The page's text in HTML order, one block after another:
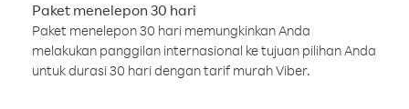
Paket menelepon 30 hari
Paket menelepon 30 hari memungkinkan Anda
melakukan panggilan internasional ke tujuan pilihan Anda
untuk durasi 30 hari dengan tarif murah Viber.